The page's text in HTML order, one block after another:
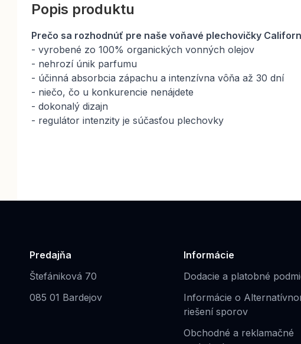
Popis produktu
Prečo sa rozhodnúť pre naše voňavé plechovičky
- vyrobené zo 100% organických vonných olejov
- nehrozí únik parfumu
- účinná absorbcia zápachu a intenzívna vôňa až 30 dní
- niečo, čo u konkurencie nenájdete
- dokonalý dizajn
- regulátor intenzity je súčasťou plechovky
Predajňa
Štefániková 70
085 01 Bardejov
Informácie
Dodacie a platobné
Informácie o
riešení sporov
Obchodné a reklamačné